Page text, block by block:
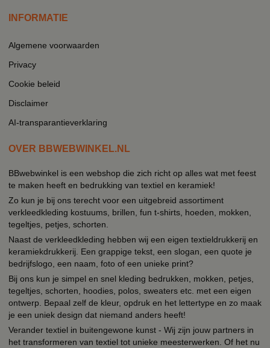
INFORMATIE
Algemene voorwaarden
Privacy
Cookie beleid
Disclaimer
AI-transparantieverklaring
OVER BBWEBWINKEL.NL
BBwebwinkel is een webshop die zich richt op alles wat met feest
te maken heeft en bedrukking van textiel en keramiek!
Zo kun je bij ons terecht voor een uitgebreid assortiment
verkleedkleding kostuums, brillen, fun t-shirts, hoeden, mokken,
tegeltjes, petjes, schorten.
Naast de verkleedkleding hebben wij een eigen textieldrukkerij en
keramiekdrukkerij. Een grappige tekst, een slogan, een quote je
bedrijfslogo, een naam, foto of een unieke print?
Bij ons kun je simpel en snel kleding bedrukken, mokken, petjes,
tegeltjes, schorten, hoodies, polos, sweaters etc. met een eigen
ontwerp. Bepaal zelf de kleur, opdruk en het lettertype en zo maak
je een uniek design dat niemand anders heeft!
Verander textiel in buitengewone kunst - Wij zijn jouw partners in
het transformeren van textiel tot unieke meesterwerken. Of het nu